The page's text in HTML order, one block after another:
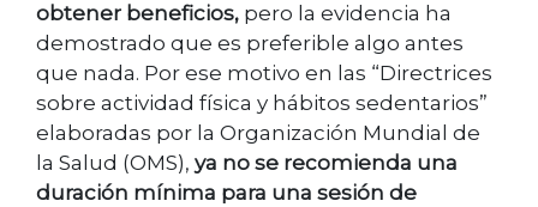
obtener beneficios, pero la evidencia ha
demostrado que es preferible algo antes
que nada. Por ese motivo en las “Directrices
sobre actividad física y hábitos sedentarios”
elaboradas por la Organización Mundial de
la Salud (OMS), ya no se recomienda una
duración mínima para una sesión de